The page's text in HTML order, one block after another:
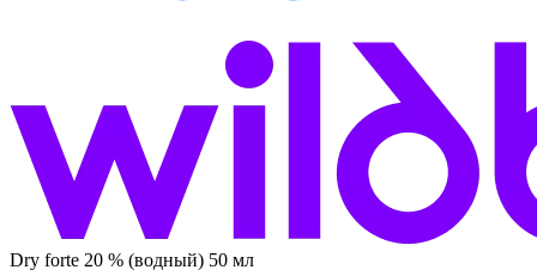
Dry forte 20 % (водный) 50 мл